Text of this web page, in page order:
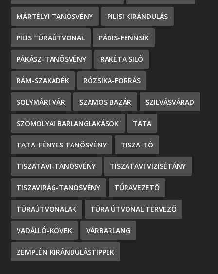
MÁRTÉLYI TANÖSVÉNY PILISI KIRÁNDULÁS
PILIS TÚRAÚTVONAL PÁDIS-FENNSÍK
PÁKÁSZ-TANÖSVÉNY RAKÉTA SILÓ
RÁM-SZAKADÉK RÓZSIKA-FORRÁS
SOLYMÁRI VÁR SZAMOS BAZÁR SZILVÁSVÁRAD
SZOMOLYAI BARLANGLAKÁSOK TATA
TATAI FÉNYES TANÖSVÉNY TISZA-TÓ
TISZATAVI-TANÖSVÉNY TISZATAVI VIZISÉTÁNY
TISZAVIRÁG-TANÖSVÉNY TÚRAVEZETŐ
TÚRAÚTVONALAK TÚRA ÚTVONAL TERVEZŐ
VADÁLLÓ-KÖVEK VÁRBARLANG
ZEMPLÉN KIRÁNDULÁSTIPPEK